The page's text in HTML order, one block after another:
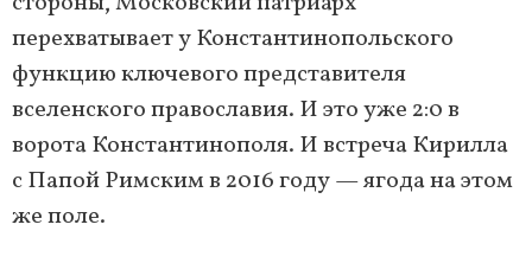
перехватывает у Константинопольского
функцию ключевого представителя
вселенского православия. И это уже 2:0 в
ворота Константинополя. И встреча Кирилла
с Папой Римским в 2016 году — ягода на этом
же поле.